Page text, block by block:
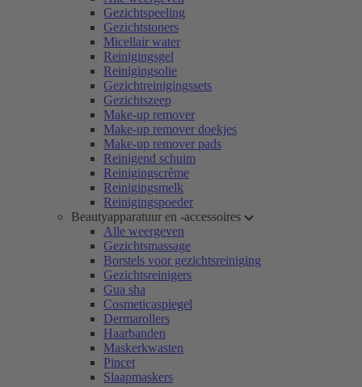
Gezichtspeeling
Gezichtstoners
Micellair water
Reinigingsgel
Reinigingsolie
Gezichtreinigingssets
Gezichtszeep
Make-up remover
Make-up remover doekjes
Make-up remover pads
Reinigend schuim
Reinigingscrème
Reinigingsmelk
Reinigingspoeder
Beautyapparatuur en -accessoires
Alle weergeven
Gezichtsmassage
Borstels voor gezichtsreiniging
Gezichtsreinigers
Gua sha
Cosmeticaspiegel
Dermarollers
Haarbanden
Maskerkwasten
Pincet
Slaapmaskers